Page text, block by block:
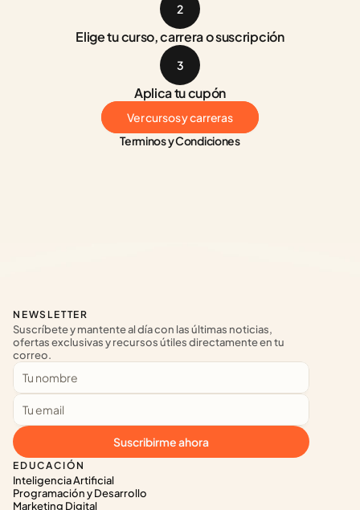
2
Elige tu curso, carrera o suscripción
3
Aplica tu cupón
Ver cursos y carreras
Terminos y Condiciones
EDUCACIÓN
Inteligencia Artificial
Programación y Desarrollo
Marketing Digital
NEWSLETTER
Suscríbete y mantente al día con las últimas noticias,
ofertas exclusivas y recursos útiles directamente en tu
correo.
Suscribirme ahora